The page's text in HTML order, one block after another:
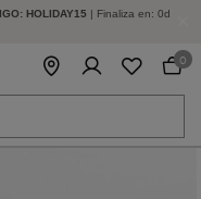
HOLIDAY15 | Finaliza en: 0d
REBAJAS
0